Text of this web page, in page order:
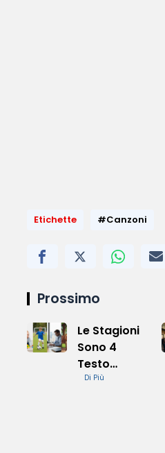
Etichette #Canzoni
Prossimo
Le Stagioni
Sono 4
Testo
Semplice
Di Più